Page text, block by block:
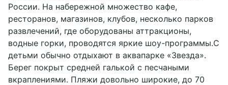
России. На набережной множество кафе,
ресторанов, магазинов, клубов, несколько парков
развлечений, где оборудованы аттракционы,
водные горки, проводятся яркие шоу-программы.С
детьми обычно отдыхают в аквапарке «Звезда».
Берег покрыт средней галькой с песчаными
вкраплениями. Пляжи довольно широкие, до 70